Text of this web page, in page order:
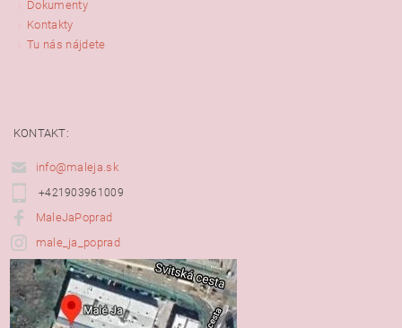
Dokumenty
Kontakty
Tu nás nájdete
KONTAKT:
info@maleja.sk
+421903961009
MaleJaPoprad
male_ja_poprad